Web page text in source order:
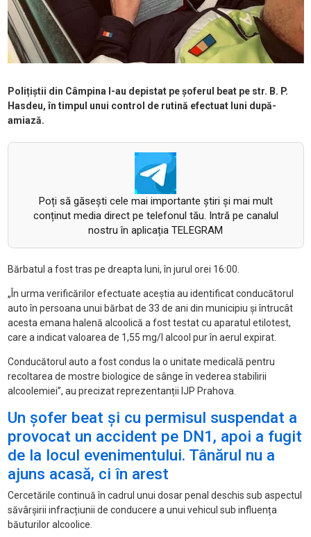
Polițiștii din Câmpina l-au depistat pe șoferul beat pe str. B. P.
Hasdeu, în timpul unui control de rutină efectuat luni după-
amiază.
Poți să găsești cele mai importante știri și mai mult
conținut media direct pe telefonul tău. Intră pe canalul
nostru în aplicația TELEGRAM
Bărbatul a fost tras pe dreapta luni, în jurul orei 16:00.
„În urma verificărilor efectuate aceștia au identificat conducătorul
auto în persoana unui bărbat de 33 de ani din municipiu și întrucât
acesta emana halenă alcoolică a fost testat cu aparatul etilotest,
care a indicat valoarea de 1,55 mg/l alcool pur în aerul expirat.
Conducătorul auto a fost condus la o unitate medicală pentru
recoltarea de mostre biologice de sânge în vederea stabilirii
alcoolemiei”, au precizat reprezentanții IJP Prahova.
Un șofer beat și cu permisul suspendat a
provocat un accident pe DN1, apoi a fugit
de la locul evenimentului. Tânărul nu a
ajuns acasă, ci în arest
Cercetările continuă în cadrul unui dosar penal deschis sub aspectul
săvârșirii infracțiunii de conducere a unui vehicul sub influența
băuturilor alcoolice.